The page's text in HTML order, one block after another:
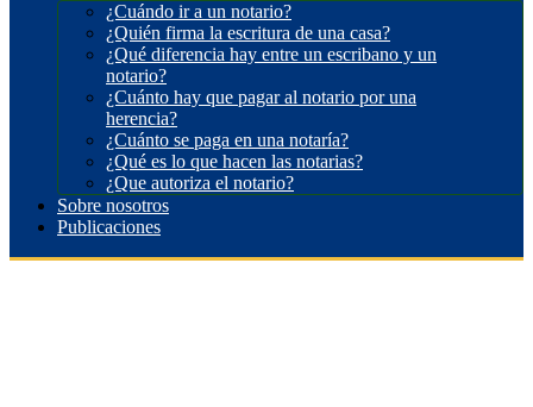
¿Cuándo ir a un notario?
¿Quién firma la escritura de una casa?
¿Qué diferencia hay entre un escribano y un
notario?
¿Cuánto hay que pagar al notario por una
herencia?
¿Cuánto se paga en una notaría?
¿Qué es lo que hacen las notarias?
¿Que autoriza el notario?
Sobre nosotros
Publicaciones